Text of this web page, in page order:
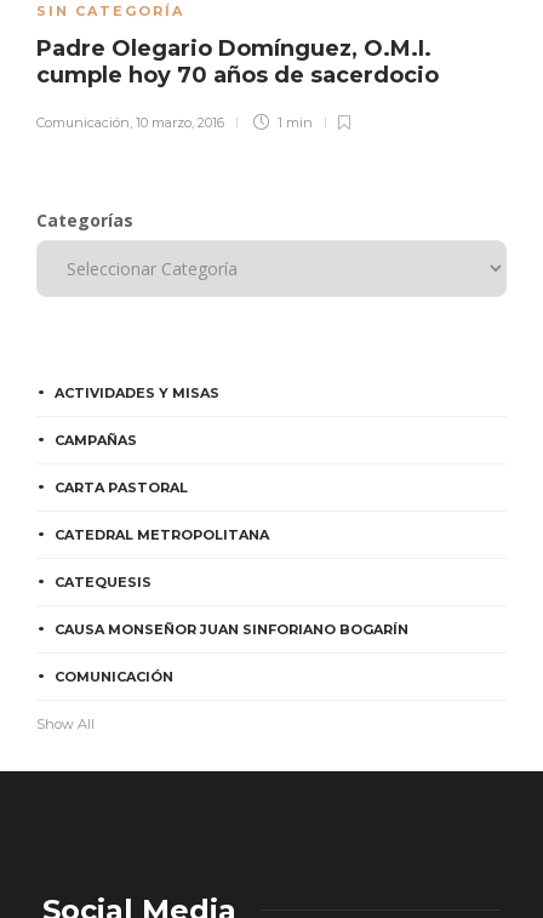
SIN CATEGORÍA
Padre Olegario Domínguez, O.M.I.
cumple hoy 70 años de sacerdocio
Comunicación 10 marzo, 2016 1 min
Categorías
ACTIVIDADES Y MISAS
CAMPAÑAS
CARTA PASTORAL
CATEDRAL METROPOLITANA
CATEQUESIS
CAUSA MONSEÑOR JUAN SINFORIANO BOGARÍN
COMUNICACIÓN
Show All
Social Media